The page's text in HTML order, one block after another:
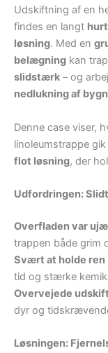
Udskiftning af en
findes en langt
løsning. Med en
belægning kan
slidstærk – og
nedlukning af
Denne case viser,
linoleumstrappe
flot løsning, der
Udfordringen:
Overfladen var
trappen både grim
Svært at holde ren
tid og stærke
Overvejede
dyr og
Løsningen: